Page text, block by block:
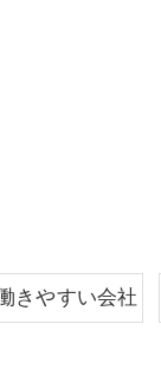
きやすい会社